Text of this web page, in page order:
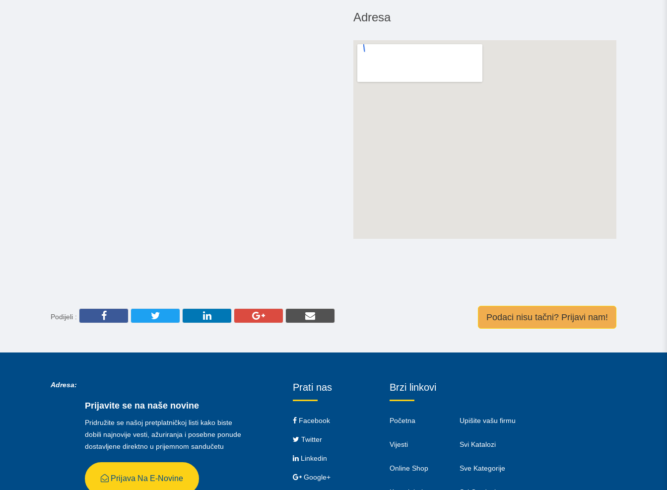
Adresa
Podijeli : Podaci nisu tačni? Prijavi nam!
Adresa:
Prijavite se na naše novine
Pridružite se našoj pretplatničkoj listi kako biste
dobili najnovije vesti, ažuriranja i posebne ponude
dostavljene direktno u prijemnom sandučetu
Prijava Na E-Novine
Prati nas
Facebook
Twitter
Linkedin
Google+
Brzi linkovi
Početna
Vijesti
Online Shop
Upišite vašu firmu
Svi Katalozi
Sve Kategorije